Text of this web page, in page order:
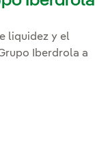
liquidez y el
Iberdrola a